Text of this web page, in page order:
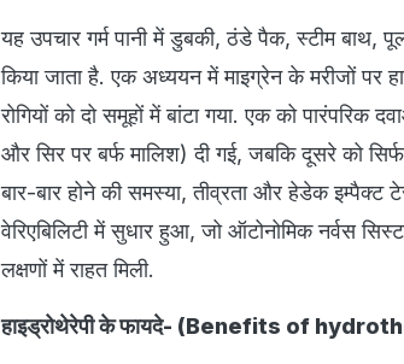
यह उपचार गर्म पानी में डुबकी, ठंडे पैक, स्टीम बाथ,
किया जाता है. एक अध्ययन में माइग्रेन के मरीजों पर
रोगियों को दो समूहों में बांटा गया. एक को पारंपरिक
और सिर पर बर्फ मालिश) दी गई, जबकि दूसरे को सिर्फ
बार-बार होने की समस्या, तीव्रता और हेडेक इम्पैक्ट
वेरिएबिलिटी में सुधार हुआ, जो ऑटोनोमिक नर्वस
लक्षणों में राहत मिली.
हाइड्रोथेरेपी के फायदे- (Benefits of